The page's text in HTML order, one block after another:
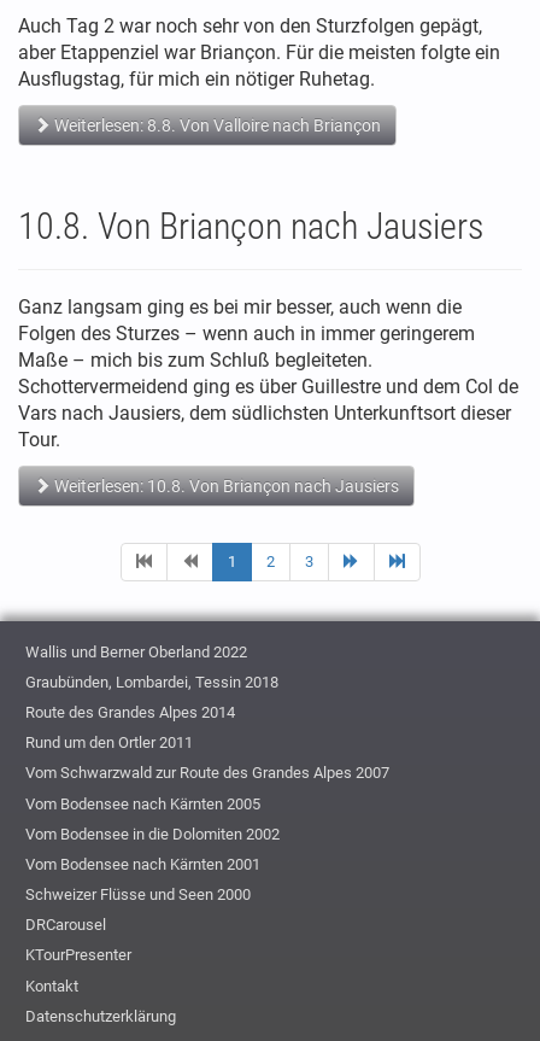
Auch Tag 2 war noch sehr von den Sturzfolgen gepägt,
aber Etappenziel war Briançon. Für die meisten folgte ein
Ausflugstag, für mich ein nötiger Ruhetag.
Weiterlesen: 8.8. Von Valloire nach Briançon
10.8. Von Briançon nach Jausiers
Ganz langsam ging es bei mir besser, auch wenn die
Folgen des Sturzes – wenn auch in immer geringerem
Maße – mich bis zum Schluß begleiteten.
Schottervermeidend ging es über Guillestre und dem Col de
Vars nach Jausiers, dem südlichsten Unterkunftsort dieser
Tour.
Weiterlesen: 10.8. Von Briançon nach Jausiers
1 2 3
Wallis und Berner Oberland 2022
Graubünden, Lombardei, Tessin 2018
Route des Grandes Alpes 2014
Rund um den Ortler 2011
Vom Schwarzwald zur Route des Grandes Alpes 2007
Vom Bodensee nach Kärnten 2005
Vom Bodensee in die Dolomiten 2002
Vom Bodensee nach Kärnten 2001
Schweizer Flüsse und Seen 2000
DRCarousel
KTourPresenter
Kontakt
Datenschutzerklärung